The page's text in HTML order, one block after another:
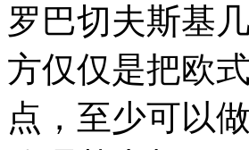
罗巴切夫斯基
方仅仅是把欧
点，至少可以